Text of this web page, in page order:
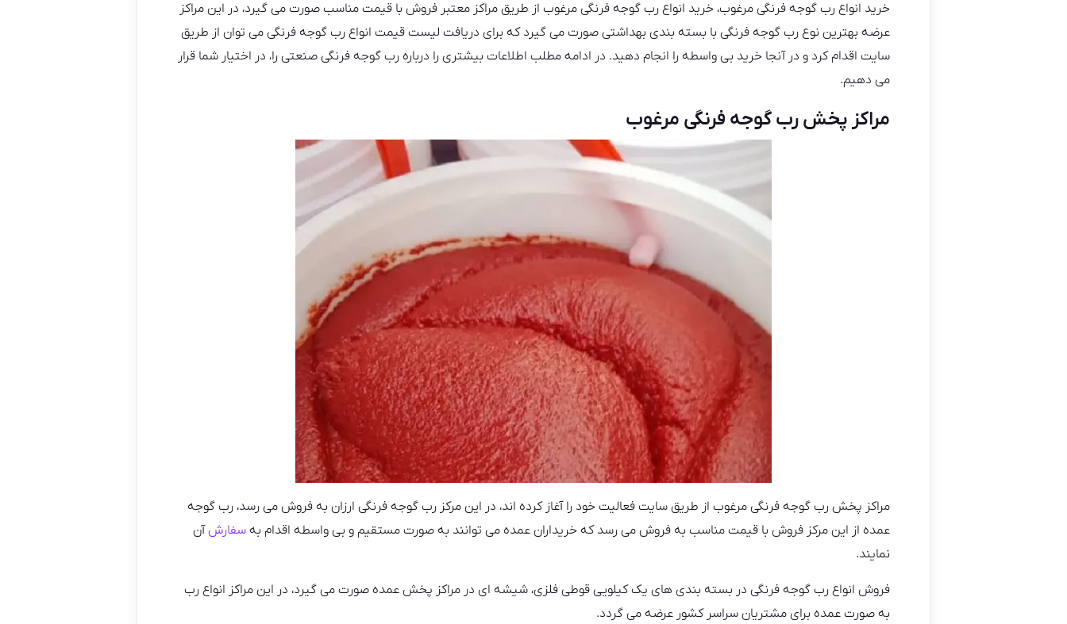
خرید انواع رب گوجه فرنگی مرغوب، خرید انواع رب گوجه فرنگی مرغوب از طریق مراکز معتبر فروش با قیمت مناسب صورت می گیرد، در این مراکز
عرضه بهترین نوع رب گوجه فرنگی با بسته بندی بهداشتی صورت می گیرد که برای دریافت لیست قیمت انواع رب گوجه فرنگی می توان از طریق
سایت اقدام کرد و در آنجا خرید بی واسطه را انجام دهید. در ادامه مطلب اطلاعات بیشتری را درباره رب گوجه فرنگی صنعتی را، در اختیار شما قرار
می دهیم.
مراکز پخش رب گوجه فرنگی مرغوب
مراکز پخش رب گوجه فرنگی مرغوب از طریق سایت فعالیت خود را آغاز کرده اند، در این مرکز رب گوجه فرنگی ارزان به فروش می رسد، رب گوجه
عمده از این مرکز فروش با قیمت مناسب به فروش می رسد که خریداران عمده می توانند به صورت مستقیم و بی واسطه اقدام به سفارشآن
نمایند.
فروش انواع رب گوجه فرنگی در بسته بندی های یک کیلویی قوطی فلزی، شیشه ای در مراکز پخش عمده صورت می گیرد، در این مراکز انواع رب
به صورت عمده برای مشتریان سراسر کشور عرضه می گردد.